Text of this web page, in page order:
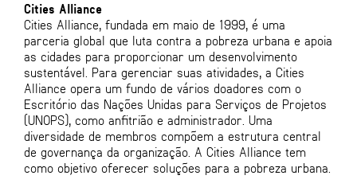
Cities Alliance
Cities Alliance, fundada em maio de 1999, é uma
parceria global que luta contra a pobreza urbana e apoia
as cidades para proporcionar um desenvolvimento
sustentável. Para gerenciar suas atividades, a Cities
Alliance opera um fundo de vários doadores com o
Escritório das Nações Unidas para Serviços de Projetos
(UNOPS), como anfitrião e administrador. Uma
diversidade de membros compõem a estrutura central
de governança da organização. A Cities Alliance tem
como objetivo oferecer soluções para a pobreza urbana.